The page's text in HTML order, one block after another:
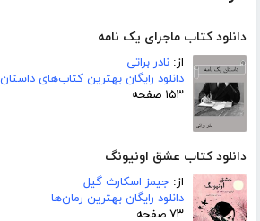
دانلود کتاب ماجرای یک نامه
از: نادر براتی
دانلود رایگان بهترین کتاب‌های داستان
۱۵۳ صفحه
دانلود کتاب عشق اونیونگ
از: جیمز اسکارث گیل
دانلود رایگان بهترین رمان‌ها
۷۳ صفحه